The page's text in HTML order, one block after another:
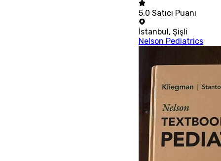
5.0 Satıcı Puanı
İstanbul,Şişli
Nelson Pediatrics